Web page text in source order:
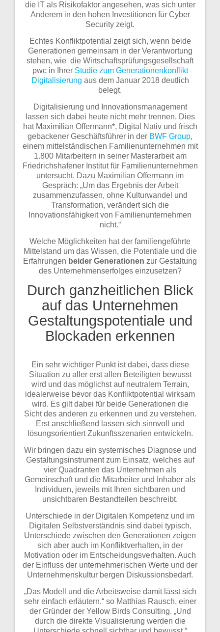
die IT als Risikofaktor angesehen, was sich unter
Anderem in den hohen Investitionen für Cyber
Security zeigt.
Echtes Konfliktpotential zeigt sich, wenn beide
Generationen gemeinsam in der Verantwortung
stehen, wie die Wirtschaftsprüfungsgesellschaft
pwc in Ihrer Studie zum Generationenkonflikt
Digitalisierung aus dem Januar 2018 deutlich
belegt.
Digitalisierung und Innovationsmanagement
lassen sich dabei heute nicht mehr trennen. Dies
hat Maximilian Offermann*, Digital Nativ und frisch
gebackener Geschäftsführer in der BWF Group,
einem mittelständischen Familienunternehmen mit
1.800 Mitarbeitern in seiner Masterarbeit am
Friedrichshafener Institut für Familienunternehmen
untersucht. Dazu Maximilian Offermann im
Gespräch: „Um das Ergebnis der Arbeit
zusammenzufassen, ohne Kulturwandel und
Transformation, verändert sich die
Innovationsfähigkeit von Familienunternehmen
nicht.“
Welche Möglichkeiten hat der familiengeführte
Mittelstand um das Wissen, die Potentiale und die
Erfahrungen beider Generationen zur Gestaltung
des Unternehmenserfolges einzusetzen?
Durch ganzheitlichen Blick
auf das Unternehmen
Gestaltungspotentiale und
Blockaden erkennen
Ein sehr wichtiger Punkt ist dabei, dass diese
Situation zu aller erst allen Beteiligten bewusst
wird und das möglichst auf neutralem Terrain,
idealerweise bevor das Konfliktpotential wirksam
wird. Es gilt dabei für beide Generationen die
Sicht des anderen zu erkennen und zu verstehen.
Erst anschließend lassen sich sinnvoll und
lösungsorientiert Zukunftsszenarien entwickeln.
Wir bringen dazu ein systemisches Diagnose und
Gestaltungsinstrument zum Einsatz, welches auf
vier Quadranten das Unternehmen als
Gemeinschaft und die Mitarbeiter und Inhaber als
Individuen, jeweils mit Ihren sichtbaren und
unsichtbaren Bestandteilen beschreibt.
Unterschiede in der Digitalen Kompetenz und im
Digitalen Selbstverständnis sind dabei typisch,
Unterschiede zwischen den Generationen zeigen
sich aber auch im Konfliktverhalten, in der
Motivation oder im Entscheidungsverhalten. Auch
der Einfluss der unternehmerischen Werte und der
Unternehmenskultur bergen Diskussionsbedarf.
„Das Modell und die Arbeitsweise damit lässt sich
sehr einfach erläutern.“ so Matthias Rausch, einer
der Gründer der Yellow Birds Consulting. „Und
durch die direkte Visualisierung werden die